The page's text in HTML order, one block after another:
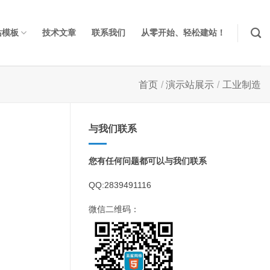
板 技术文章 联系我们 从零开始、轻松建站！
首页 / 演示站展示 / 工业制造
与我们联系
您有任何问题都可以与我们联系
QQ:2839491116
微信二维码：